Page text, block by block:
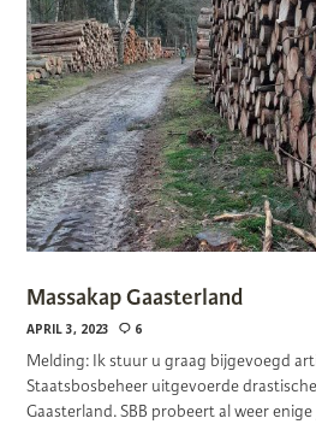
Massakap Gaasterland
APRIL 3, 2023 6
Melding: Ik stuur u graag bijgevoegd
Staatsbosbeheer uitgevoerde
Gaasterland. SBB probeert al weer